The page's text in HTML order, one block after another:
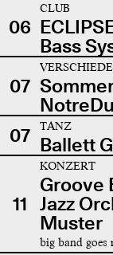
06
CLUB
Bass
07
07
TANZ
Ballett
11
KONZERT
Groove
Jazz
Muster
big band goes